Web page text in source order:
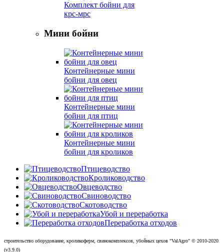
Комплект бойни для
крс-мрс
Мини бойни
Контейнерные мини
бойни для овец
Контейнерные мини
бойни для птиц
Контейнерные мини
бойни для кроликов
Птицеводство
Кролиководство
Овцеводство
Свиноводство
Скотоводство
Убой и переработка
Переработка отходов
строительство оборудование, кроликоферм, свинокомплексов, убойных цехов "ValAgro" © 2010-2020
(v3.9.0)